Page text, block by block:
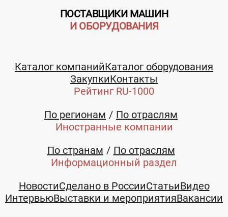
ПОСТАВЩИКИ МАШИН
И ОБОРУДОВАНИЯ
Каталог компанийКаталог оборудования
ЗакупкиКонтакты
Рейтинг RU-1000
По регионам
По отраслям
Иностранные компании
По странам
По отраслям
Информационный раздел
НовостиСделано в РоссииСтатьиВидео
ИнтервьюВыставки и мероприятияВакансии